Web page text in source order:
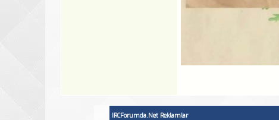
IRCForumda.Net Reklamlar